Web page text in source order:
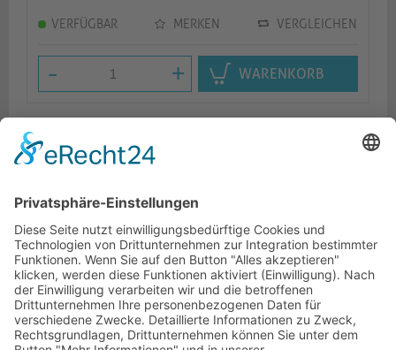
VERFÜGBAR MERKEN VERGLEICHEN
- + WARENKORB
Beschreibung
Dokumente
HOTLINE